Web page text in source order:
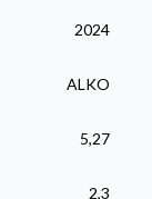
2024
ALKO
5,27
2,3